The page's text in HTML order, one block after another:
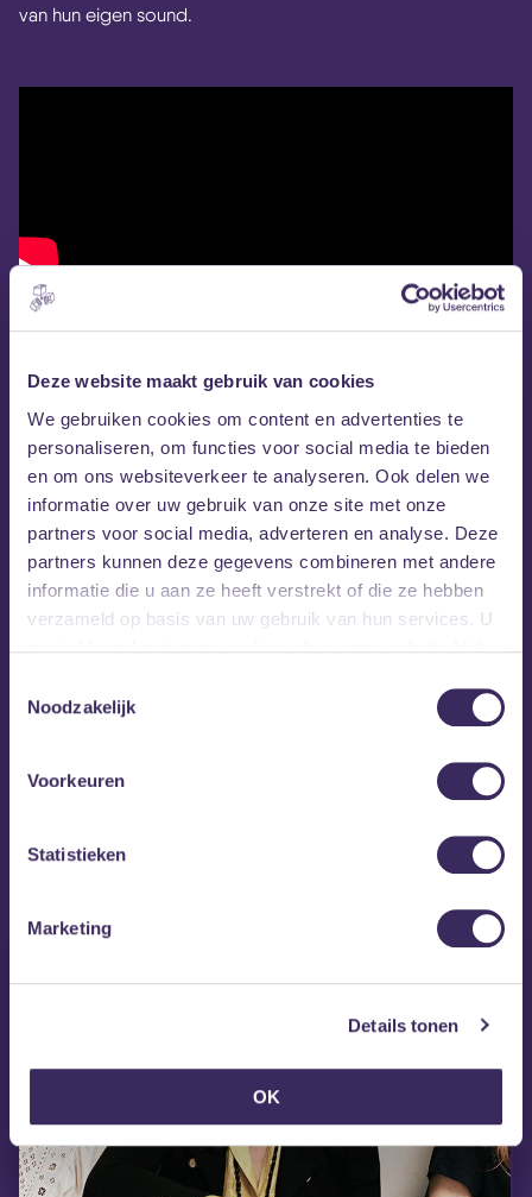
Deze website maakt gebruik van cookies
We gebruiken cookies om content en advertenties te
personaliseren, om functies voor social media te bieden
en om ons websiteverkeer te analyseren. Ook delen we
informatie over uw gebruik van onze site met onze
partners voor social media, adverteren en analyse. Deze
partners kunnen deze gegevens combineren met andere
informatie die u aan ze heeft verstrekt of die ze hebben
verzameld op basis van uw gebruik van hun services. U
Noodzakelijk
Voorkeuren
Statistieken
Marketing
Details tonen
OK
van hun eigen sound.
MEZZ tipt